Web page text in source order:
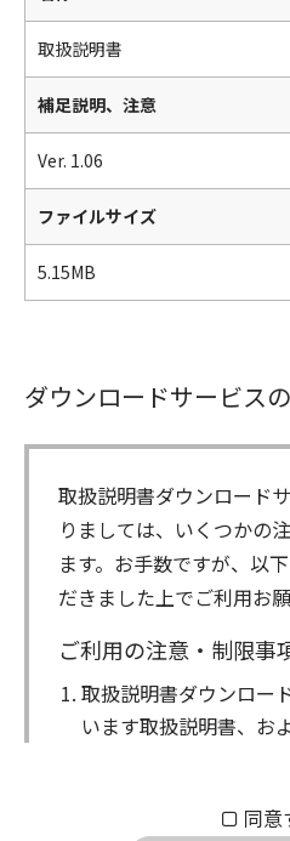
取扱説明書
補足説明、注意
Ver. 1.06
ファイルサイズ
5.15MB
ダウンロードサービス
取扱説明書ダウンロード
りましては、いくつかの
ます。お手数ですが、以
だきました上でご利用お
ご利用の注意・制限事
取扱説明書ダウンロー
います取扱説明書、お
属します。ダウンロー
同意